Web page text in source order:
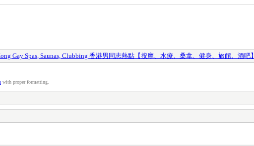
Gay Spas, Saunas, Clubbing 香港男同志熱點【按摩、水療、桑拿、健身、旅館、酒吧】
with proper formatting.